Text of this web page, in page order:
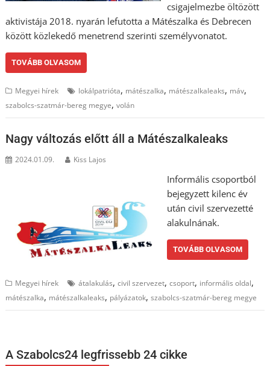
csigajelmezbe öltözött
aktivistája 2018. nyarán lefutotta a Mátészalka és Debrecen
között közlekedő menetrend szerinti személyvonatot.
TOVÁBB OLVASOM
Megyei hírek lokálpatrióta, mátészalka, mátészalkaleaks, máv,
szabolcs-szatmár-bereg megye,volán
Nagy változás előtt áll a Mátészalkaleaks
2024.01.09. Kiss Lajos
Informális csoportból
bejegyzett kilenc év
után civil szervezetté
alakulnának.
TOVÁBB OLVASOM
Megyei hírek átalakulás,civil szervezet,csoport, informális oldal,
mátészalka, mátészalkaleaks, pályázatok,szabolcs-szatmár-bereg megye
A Szabolcs24 legfrissebb 24 cikke